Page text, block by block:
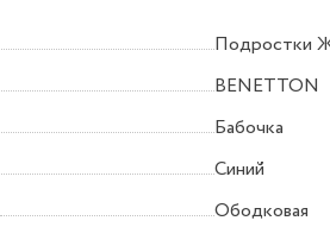
Подростки
BENETTON
Бабочка
Синий
Ободковая